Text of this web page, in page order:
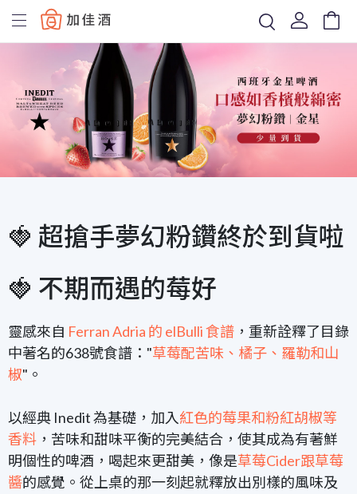
Baccus
🍓 超搶手夢幻粉鑽終於到貨啦
🍓 不期而遇的莓好
靈感來自 Ferran Adria 的 elBulli 食譜 ，重新詮釋了目錄
中著名的638號食譜："草莓配苦味、橘子、羅勒和山
椒"。
以經典 Inedit 為基礎，加入紅色的莓果和粉紅胡椒等
香料 ，苦味和甜味平衡的完美結合，使其成為有著鮮
明個性的啤酒，喝起來更甜美，像是草莓Cider跟草莓
醬的感覺。從上桌的那一刻起就釋放出別樣的風味及